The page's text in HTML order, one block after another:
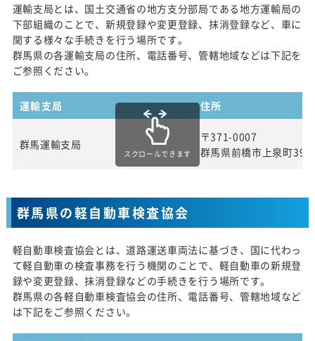
運輸支局とは、国土交通省の地方支分部局である地方運輸局の
下部組織のことで、新規登録や変更登録、抹消登録など、車に
関する様々な手続きを行う場所です。
群馬県の各運輸支局の住所、電話番号、管轄地域などは下記を
ご参照ください。
運輸支局 住所
群馬運輸支局
〒371-0007
群馬県前橋市上泉町399
スクロールできます
群馬県の軽自動車検査協会
軽自動車検査協会とは、道路運送車両法に基づき、国に代わっ
て軽自動車の検査事務を行う機関のことで、軽自動車の新規登
録や変更登録、抹消登録などの手続きを行う場所です。
群馬県の各軽自動車検査協会の住所、電話番号、管轄地域など
は下記をご参照ください。